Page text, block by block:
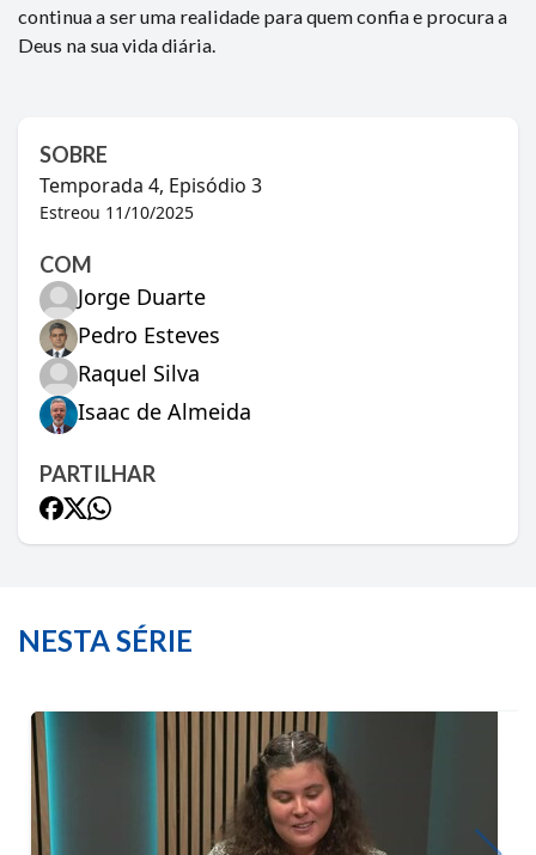
continua a ser uma realidade para quem confia e procura a
Deus na sua vida diária.
SOBRE
Temporada 4, Episódio 3
Estreou 11/10/2025
COM
Jorge Duarte
Pedro Esteves
Raquel Silva
Isaac de Almeida
PARTILHAR
NESTA SÉRIE